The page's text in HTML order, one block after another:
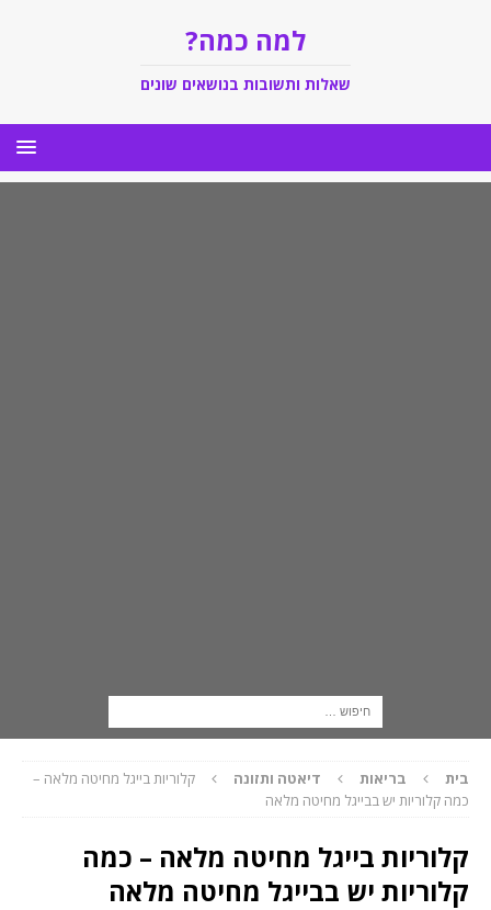
למה כמה?
שאלות ותשובות בנושאים שונים
בית בריאות דיאטה ותזונה
קלוריות בייגל מחיטה מלאה –
כמה קלוריות יש בבייגל מחיטה מלאה
קלוריות בייגל מחיטה מלאה – כמה
קלוריות יש בבייגל מחיטה מלאה